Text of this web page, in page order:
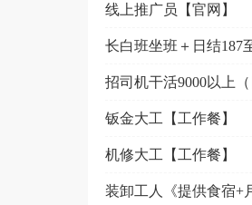
线上推广员【官网】
招司机干活9000以上（
钣金大工【工作餐】
机修大工【工作餐】